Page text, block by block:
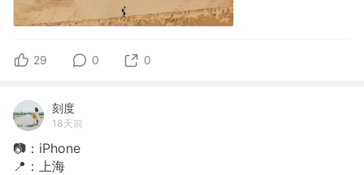
29 0 0
刻度
18天前
📷：iPhone
📍：上海